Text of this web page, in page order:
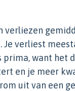
verliezen
Je verliest
prima, want het
en je meer
uit van een